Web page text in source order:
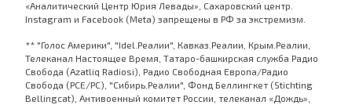
«Аналитический Центр Юрия Левады», Сахаровский центр.
Instagram и Facebook (Metа) запрещены в РФ за экстремизм.
** "Голос Америки", "Idel.Реалии", Кавказ.Реалии, Крым.Реалии,
Телеканал Настоящее Время, Татаро-башкирская служба Радио
Свобода (Azatliq Radiosi), Радио Свободная Европа/Радио
Свобода (PCE/PC), "Сибирь.Реалии", Фонд Беллингкет (Stichting
Bellingcat), Антивоенный комитет России, телеканал «Дождь»,